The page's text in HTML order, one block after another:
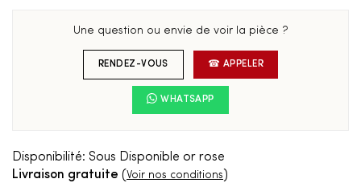
Une question ou envie de voir la pièce ?
RENDEZ-VOUS ☎ APPELER
WHATSAPP
Disponibilité: Sous Disponible or rose
Livraison gratuite ( Voir nos conditions )